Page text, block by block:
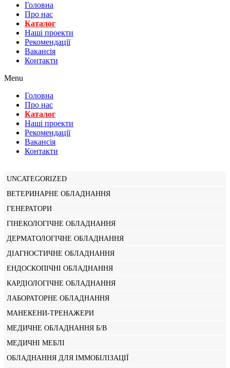
Головна
Про нас
Каталог
Нашi проекти
Рекомендації
Вакансiя
Контакти
Menu
Головна
Про нас
Каталог
Нашi проекти
Рекомендації
Вакансiя
Контакти
UNCATEGORIZED
ВЕТЕРИНАРНЕ ОБЛАДНАННЯ
ГЕНЕРАТОРИ
ГІНЕКОЛОГІЧНЕ ОБЛАДНАННЯ
ДЕРМАТОЛОГІЧНЕ ОБЛАДНАННЯ
ДІАГНОСТИЧНЕ ОБЛАДНАННЯ
ЕНДОСКОПІЧНІ ОБЛАДНАННЯ
КАРДІОЛОГІЧНЕ ОБЛАДНАННЯ
ЛАБОРАТОРНЕ ОБЛАДНАННЯ
МАНЕКЕНИ-ТРЕНАЖЕРИ
МЕДИЧНЕ ОБЛАДНАННЯ Б/В
МЕДИЧНІ МЕБЛІ
ОБЛАДНАННЯ ДЛЯ ІММОБІЛІЗАЦІЇ